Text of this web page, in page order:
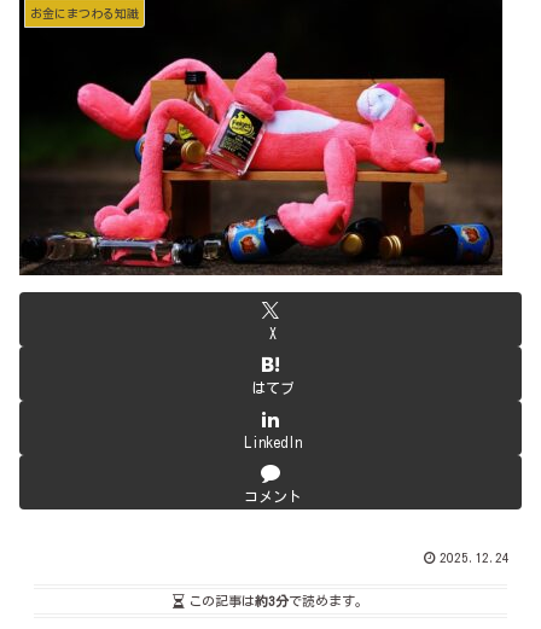
お金にまつわる知識
X
はてブ
LinkedIn
コメント
2025.12.24
この記事は約3分で読めます。